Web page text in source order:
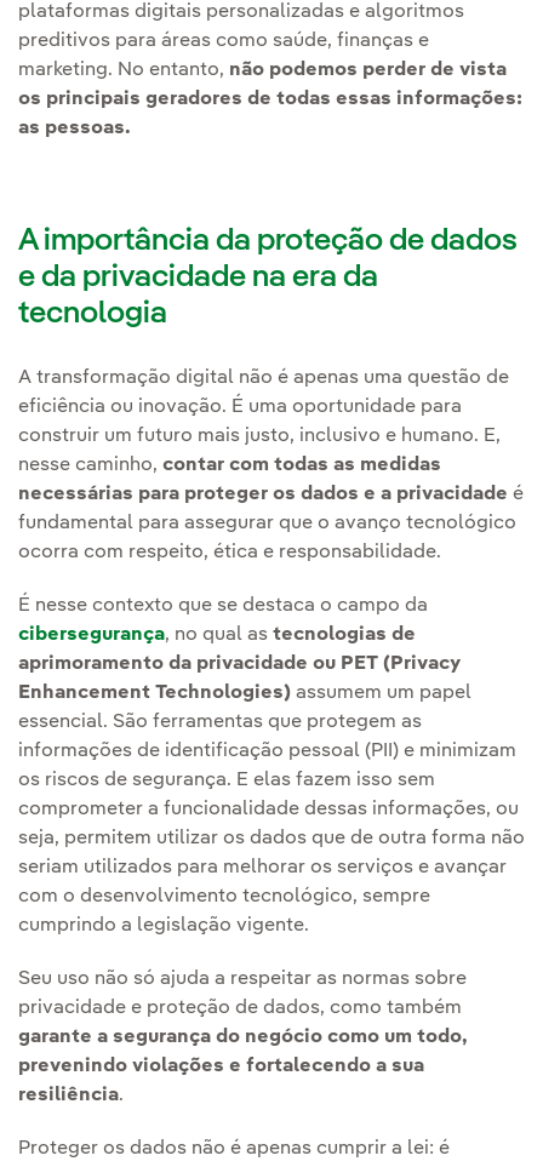
plataformas digitais personalizadas e algoritmos
preditivos para áreas como saúde, finanças e
marketing. No entanto, não podemos perder de vista
os principais geradores de todas essas informações:
as pessoas.
A importância da proteção de dados
e da privacidade na era da
tecnologia
A transformação digital não é apenas uma questão de
eficiência ou inovação. É uma oportunidade para
construir um futuro mais justo, inclusivo e humano. E,
nesse caminho, contar com todas as medidas
necessárias para proteger os dados e a privacidade é
fundamental para assegurar que o avanço tecnológico
ocorra com respeito, ética e responsabilidade.
É nesse contexto que se destaca o campo da
cibersegurança, no qual as tecnologias de
aprimoramento da privacidade ou PET (Privacy
Enhancement Technologies) assumem um papel
essencial. São ferramentas que protegem as
informações de identificação pessoal (PII) e minimizam
os riscos de segurança. E elas fazem isso sem
comprometer a funcionalidade dessas informações, ou
seja, permitem utilizar os dados que de outra forma não
seriam utilizados para melhorar os serviços e avançar
com o desenvolvimento tecnológico, sempre
cumprindo a legislação vigente.
Seu uso não só ajuda a respeitar as normas sobre
privacidade e proteção de dados, como também
garante a segurança do negócio como um todo,
prevenindo violações e fortalecendo a sua
resiliência.
Proteger os dados não é apenas cumprir a lei: é